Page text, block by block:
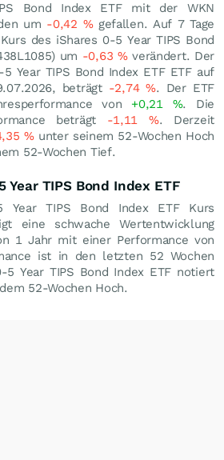
Bond Index ETF mit der WKN
um -0,42 %gefallen. Auf 7 Tage
des iShares 0-5 Year TIPS Bond
um -0,63 %verändert. Der
Year TIPS Bond Index ETF ETF auf
beträgt -2,74%. Der ETF
von +0,21 %. Die
beträgt -1,11 %. Derzeit
%unter seinem 52-Wochen Hoch
52-Wochen Tief.
Year TIPS Bond Index ETF
Year TIPS Bond Index ETF Kurs
eine schwache Wertentwicklung
1 Jahr mit einer Performance von
ist in den letzten 52 Wochen
5 Year TIPS Bond Index ETF notiert
52-Wochen Hoch.